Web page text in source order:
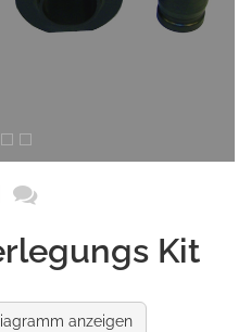
Kit
anzeigen